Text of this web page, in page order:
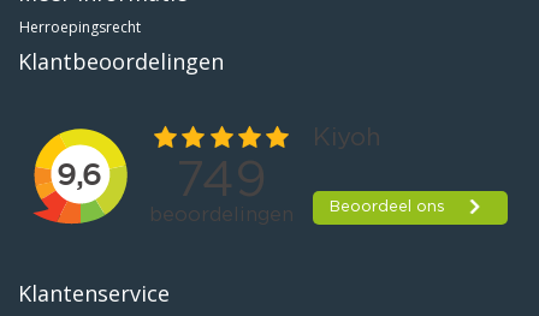
Herroepingsrecht
Klantbeoordelingen
Klantenservice